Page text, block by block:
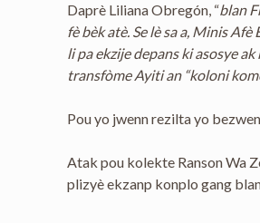
Daprè Liliana Obregón, “blan
fè bèk atè. Se lè sa a, Minis
li pa ekzije depans ki asosye
transfòme Ayiti an “koloni
Pou yo jwenn rezilta yo
Atak pou kolekte Ranson Wa
plizyè ekzanp konplo gang